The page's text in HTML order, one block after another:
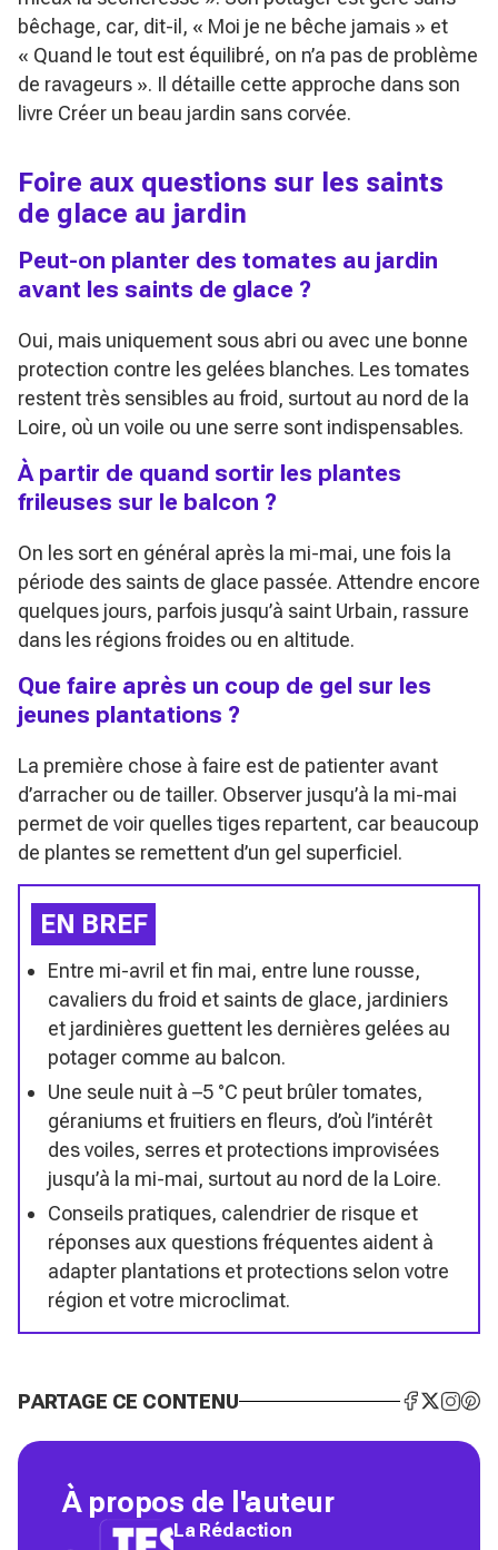
bêchage, car, dit-il, « Moi je ne bêche jamais » et
« Quand le tout est équilibré, on n’a pas de problème
de ravageurs ». Il détaille cette approche dans son
livre Créer un beau jardin sans corvée.
Foire aux questions sur les saints
de glace au jardin
Peut-on planter des tomates au jardin
avant les saints de glace ?
Oui, mais uniquement sous abri ou avec une bonne
protection contre les gelées blanches. Les tomates
restent très sensibles au froid, surtout au nord de la
Loire, où un voile ou une serre sont indispensables.
À partir de quand sortir les plantes
frileuses sur le balcon ?
On les sort en général après la mi-mai, une fois la
période des saints de glace passée. Attendre encore
quelques jours, parfois jusqu’à saint Urbain, rassure
dans les régions froides ou en altitude.
Que faire après un coup de gel sur les
jeunes plantations ?
La première chose à faire est de patienter avant
d’arracher ou de tailler. Observer jusqu’à la mi-mai
permet de voir quelles tiges repartent, car beaucoup
de plantes se remettent d’un gel superficiel.
EN BREF
Entre mi-avril et fin mai, entre lune rousse,
cavaliers du froid et saints de glace, jardiniers
et jardinières guettent les dernières gelées au
potager comme au balcon.
Une seule nuit à –5 °C peut brûler tomates,
géraniums et fruitiers en fleurs, d’où l’intérêt
des voiles, serres et protections improvisées
jusqu’à la mi-mai, surtout au nord de la Loire.
Conseils pratiques, calendrier de risque et
réponses aux questions fréquentes aident à
adapter plantations et protections selon votre
région et votre microclimat.
PARTAGE CE CONTENU
À propos de l'auteur
La Rédaction